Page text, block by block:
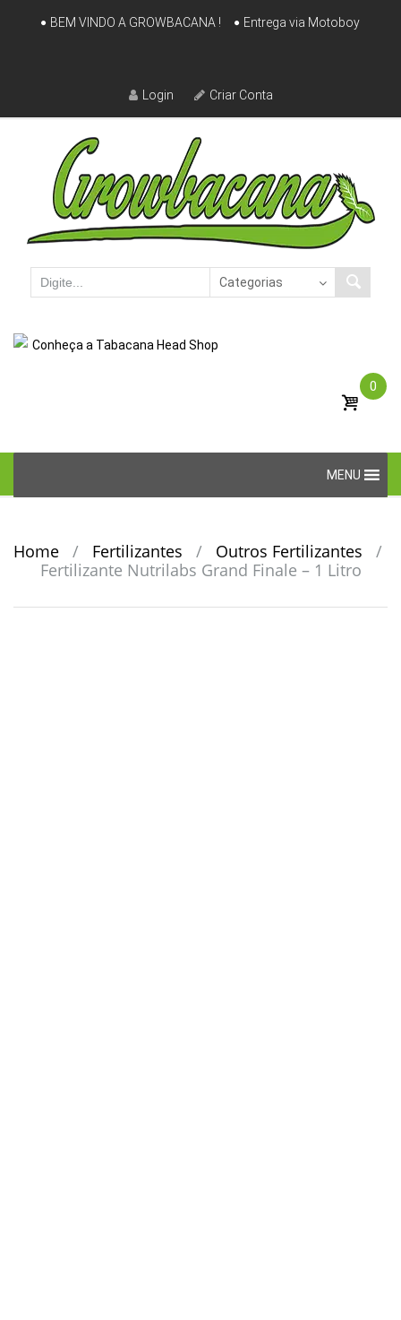
Skip
BEM VINDO A GROWBACANA ! Entrega via Motoboy
Login Criar Conta
Conheça a Tabacana Head Shop
0
content
MENU
Home / Fertilizantes / Outros Fertilizantes
/
Fertilizante Nutrilabs Grand Finale – 1 Litro